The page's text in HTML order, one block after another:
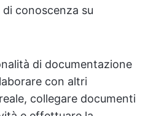
conoscenza su
di documentazione
con altri
collegare documenti